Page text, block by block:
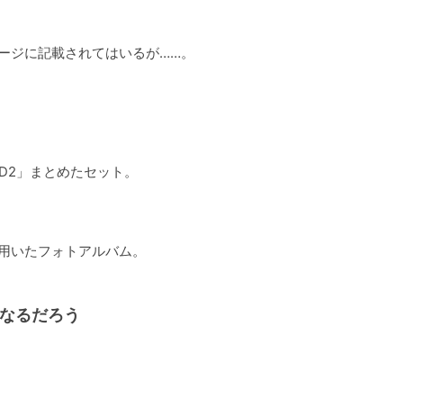
ジに記載されてはいるが……。
」まとめたセット。
たフォトアルバム。
るだろう